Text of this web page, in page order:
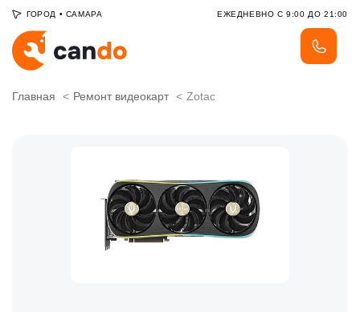
ГОРОД • САМАРА ЕЖЕДНЕВНО С 9:00 ДО 21:00
Главная Ремонт видеокарт Zotac